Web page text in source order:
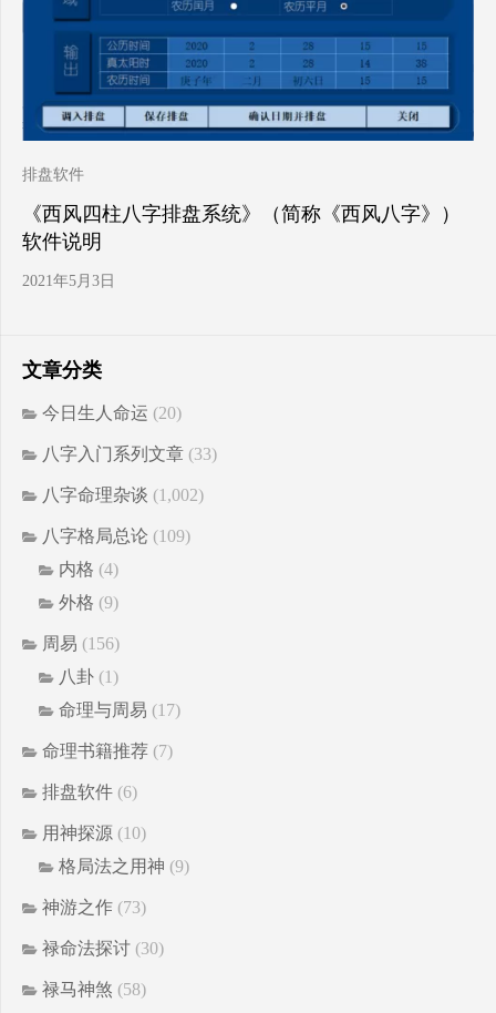
排盘软件
《西风四柱八字排盘系统》（简称《西风八字》）
软件说明
2021年5月3日
文章分类
今日生人命运 (20)
八字入门系列文章 (33)
八字命理杂谈 (1,002)
八字格局总论 (109)
内格 (4)
外格 (9)
周易 (156)
八卦 (1)
命理与周易 (17)
命理书籍推荐 (7)
排盘软件 (6)
用神探源 (10)
格局法之用神 (9)
神游之作 (73)
禄命法探讨 (30)
禄马神煞 (58)